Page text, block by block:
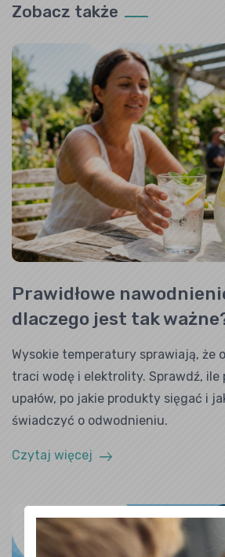
Zobacz także
Prawidłowe
dlaczego jest tak
Wysokie temperatury sprawiają, że
traci wodę i elektrolity. Sprawdź, ile
upałów, po jakie produkty sięgać i
świadczyć o odwodnieniu.
Czytaj więcej